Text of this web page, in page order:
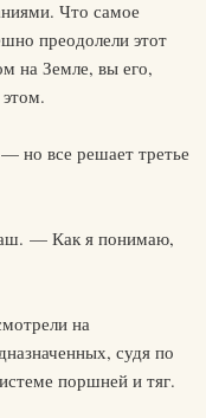
Что самое
преодолели этот
на Земле, вы его,
все решает третье
— Как я понимаю,
на
судя по
поршней и тяг.